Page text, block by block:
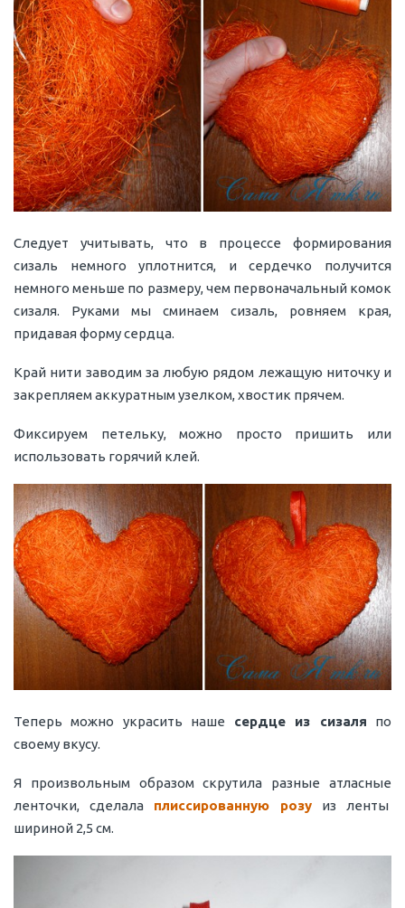
Следует учитывать, что в процессе формирования
сизаль немного уплотнится, и сердечко получится
немного меньше по размеру, чем первоначальный комок
сизаля. Руками мы сминаем сизаль, ровняем края,
придавая форму сердца.
Край нити заводим за любую рядом лежащую ниточку и
закрепляем аккуратным узелком, хвостик прячем.
Фиксируем петельку, можно просто пришить или
использовать горячий клей.
Теперь можно украсить наше сердце из сизаля по
своему вкусу.
Я произвольным образом скрутила разные атласные
ленточки, сделала плиссированную розу из ленты
шириной 2,5 см.